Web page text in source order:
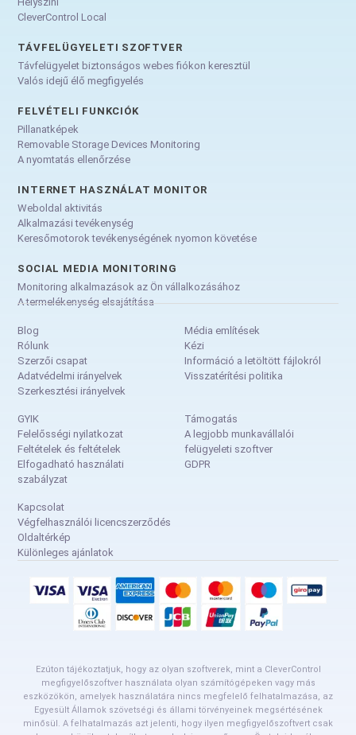
CleverControl Local
TÁVFELÜGYELETI SZOFTVER
Távfelügyelet biztonságos webes fiókon keresztül
Valós idejű élő megfigyelés
FELVÉTELI FUNKCIÓK
Pillanatképek
Removable Storage Devices Monitoring
A nyomtatás ellenőrzése
INTERNET HASZNÁLAT MONITOR
Weboldal aktivitás
Alkalmazási tevékenység
Keresőmotorok tevékenységének nyomon követése
SOCIAL MEDIA MONITORING
Monitoring alkalmazások az Ön vállalkozásához
A termelékenység elsajátítása
Blog
Rólunk
Szerzői csapat
Adatvédelmi irányelvek
Szerkesztési irányelvek
Média említések
Kézi
Információ a letöltött fájlokról
Visszatérítési politika
GYIK
Felelősségi nyilatkozat
Feltételek és feltételek
Elfogadható használati
szabályzat
Támogatás
A legjobb munkavállalói
felügyeleti szoftver
GDPR
Kapcsolat
Végfelhasználói licencszerződés
Oldaltérkép
Különleges ajánlatok
Ezúton tájékoztatjuk, hogy az olyan szoftverek, mint a CleverControl
megfigyelőszoftver használata olyan számítógépeken vagy más
eszközökön, amelyek használatára nincs megfelelő felhatalmazása, az
Egyesült Államok szövetségi és állami törvényeinek megsértésének
minősül. A felhatalmazás azt jelenti, hogy ilyen megfigyelőszoftvert csak